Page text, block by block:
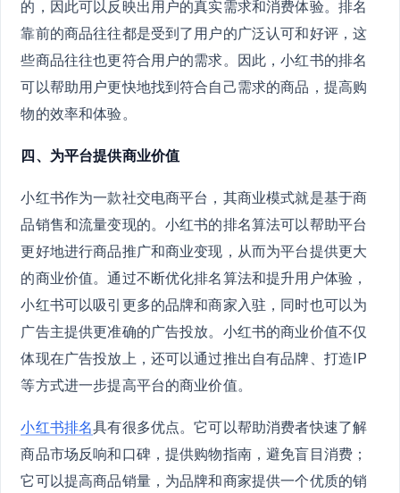
的，因此可以反映出用户的真实需求和消费体验。排名
靠前的商品往往都是受到了用户的广泛认可和好评，这
些商品往往也更符合用户的需求。因此，小红书的排名
可以帮助用户更快地找到符合自己需求的商品，提高购
物的效率和体验。
四、为平台提供商业价值
小红书作为一款社交电商平台，其商业模式就是基于商
品销售和流量变现的。小红书的排名算法可以帮助平台
更好地进行商品推广和商业变现，从而为平台提供更大
的商业价值。通过不断优化排名算法和提升用户体验，
小红书可以吸引更多的品牌和商家入驻，同时也可以为
广告主提供更准确的广告投放。小红书的商业价值不仅
体现在广告投放上，还可以通过推出自有品牌、打造IP
等方式进一步提高平台的商业价值。
小红书排名具有很多优点。它可以帮助消费者快速了解
商品市场反响和口碑，提供购物指南，避免盲目消费；
它可以提高商品销量，为品牌和商家提供一个优质的销